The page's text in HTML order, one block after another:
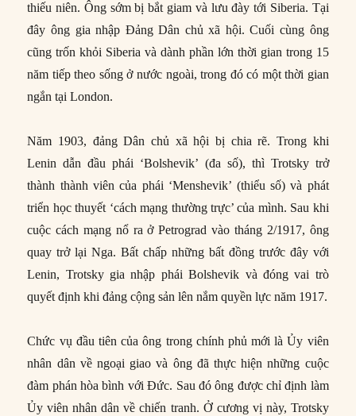
thiếu niên. Ông sớm bị bắt giam và lưu đày tới Siberia. Tại
đây ông gia nhập Đảng Dân chủ xã hội. Cuối cùng ông
cũng trốn khỏi Siberia và dành phần lớn thời gian trong 15
năm tiếp theo sống ở nước ngoài, trong đó có một thời gian
ngắn tại London.
Năm 1903, đảng Dân chủ xã hội bị chia rẽ. Trong khi
Lenin dẫn đầu phái ‘Bolshevik’ (đa số), thì Trotsky trở
thành thành viên của phái ‘Menshevik’ (thiểu số) và phát
triển học thuyết ‘cách mạng thường trực’ của mình. Sau khi
cuộc cách mạng nổ ra ở Petrograd vào tháng 2/1917, ông
quay trở lại Nga. Bất chấp những bất đồng trước đây với
Lenin, Trotsky gia nhập phái Bolshevik và đóng vai trò
quyết định khi đảng cộng sản lên nắm quyền lực năm 1917.
Chức vụ đầu tiên của ông trong chính phủ mới là Ủy viên
nhân dân về ngoại giao và ông đã thực hiện những cuộc
đàm phán hòa bình với Đức. Sau đó ông được chỉ định làm
Ủy viên nhân dân về chiến tranh. Ở cương vị này, Trotsky